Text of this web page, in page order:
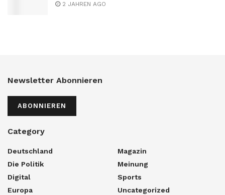
2 JAHREN AGO
Newsletter Abonnieren
ABONNIEREN
Category
Deutschland
Die Politik
Digital
Europa
Magazin
Meinung
Sports
Uncategorized